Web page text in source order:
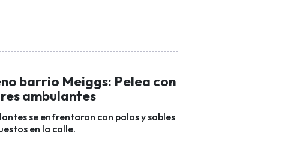
barrio Meiggs: Pelea con
ambulantes
se enfrentaron con palos y sables
en la calle.